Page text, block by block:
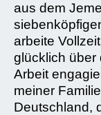
aus dem
arbeite
glücklich über
Arbeit
meiner
Deutschland,